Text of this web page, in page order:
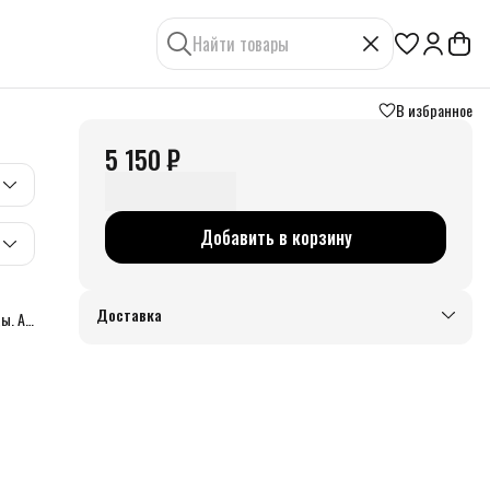
А в
of
В избранное
5 150 ₽
Добавить в корзину
Доставка